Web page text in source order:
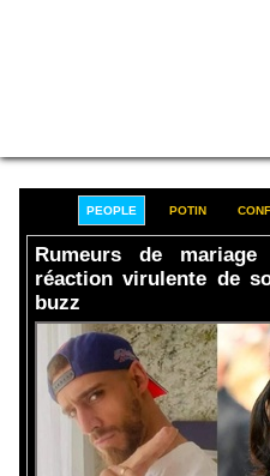
PEOPLE POTIN
Rumeurs de
réaction virulente de
buzz